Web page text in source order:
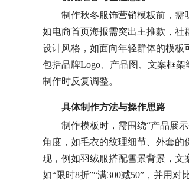
制作秋冬服饰营销模板前，需
如电商首页海报需突出主推款，社
设计风格，如面向年轻群体的模
包括品牌Logo、产品图、文案框
制作时反复调整。
具体制作方法与操作思路
制作模板时，需围绕“产品展
角度，如毛衣的纹理细节、外套
现，例如羽绒服搭配雪景背景，文
如“限时8折”“满300减50”，并用